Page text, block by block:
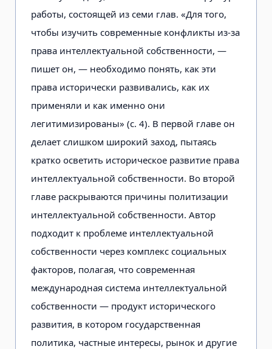
работы, состоящей из семи глав. «Для того,
чтобы изучить современные конфликты из-за
права интеллектуальной собственности, —
пишет он, — необходимо понять, как эти
права исторически развивались, как их
применяли и как именно они
легитимизированы» (с. 4). В первой главе он
делает слишком широкий заход, пытаясь
кратко осветить историческое развитие права
интеллектуальной собственности. Во второй
главе раскрываются причины политизации
интеллектуальной собственности. Автор
подходит к проблеме интеллектуальной
собственности через комплекс социальных
факторов, полагая, что современная
международная система интеллектуальной
собственности — продукт исторического
развития, в котором государственная
политика, частные интересы, рынок и другие